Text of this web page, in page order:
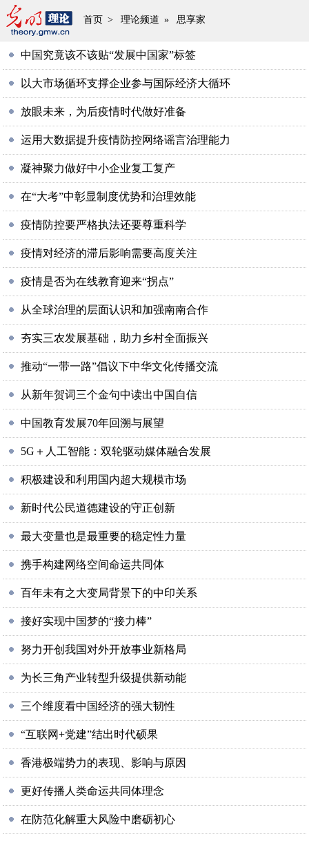
首页 > 理论频道 » 思享家
中国究竟该不该贴“发展中国家”标签
以大市场循环支撑企业参与国际经济大循环
放眼未来，为后疫情时代做好准备
运用大数据提升疫情防控网络谣言治理能力
凝神聚力做好中小企业复工复产
在“大考”中彰显制度优势和治理效能
疫情防控要严格执法还要尊重科学
疫情对经济的滞后影响需要高度关注
疫情是否为在线教育迎来“拐点”
从全球治理的层面认识和加强南南合作
夯实三农发展基础，助力乡村全面振兴
推动“一带一路”倡议下中华文化传播交流
从新年贺词三个金句中读出中国自信
中国教育发展70年回溯与展望
5G＋人工智能：双轮驱动媒体融合发展
积极建设和利用国内超大规模市场
新时代公民道德建设的守正创新
最大变量也是最重要的稳定性力量
携手构建网络空间命运共同体
百年未有之大变局背景下的中印关系
接好实现中国梦的“接力棒”
努力开创我国对外开放事业新格局
为长三角产业转型升级提供新动能
三个维度看中国经济的强大韧性
“互联网+党建”结出时代硕果
香港极端势力的表现、影响与原因
更好传播人类命运共同体理念
在防范化解重大风险中磨砺初心